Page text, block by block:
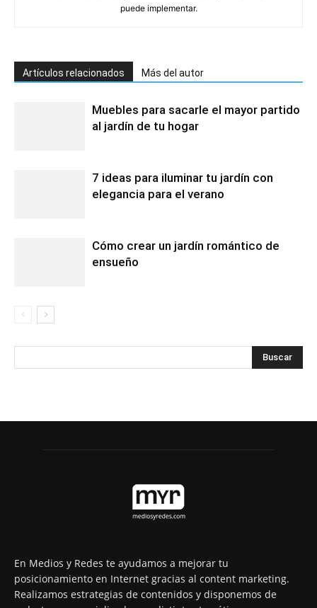
puede implementar.
Artículos relacionados Más del autor
Muebles para sacarle el mayor partido
al jardín de tu hogar
7 ideas para iluminar tu jardín con
elegancia para el verano
Cómo crear un jardín romántico de
ensueño
En Medios y Redes te ayudamos a mejorar tu
posicionamiento en Internet gracias al content marketing.
Realizamos estrategias de contenidos y disponemos de